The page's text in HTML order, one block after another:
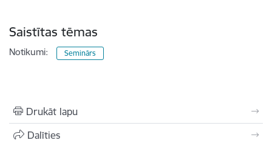
Saistītas tēmas
Notikumi: Seminārs
Drukāt lapu
Dalīties